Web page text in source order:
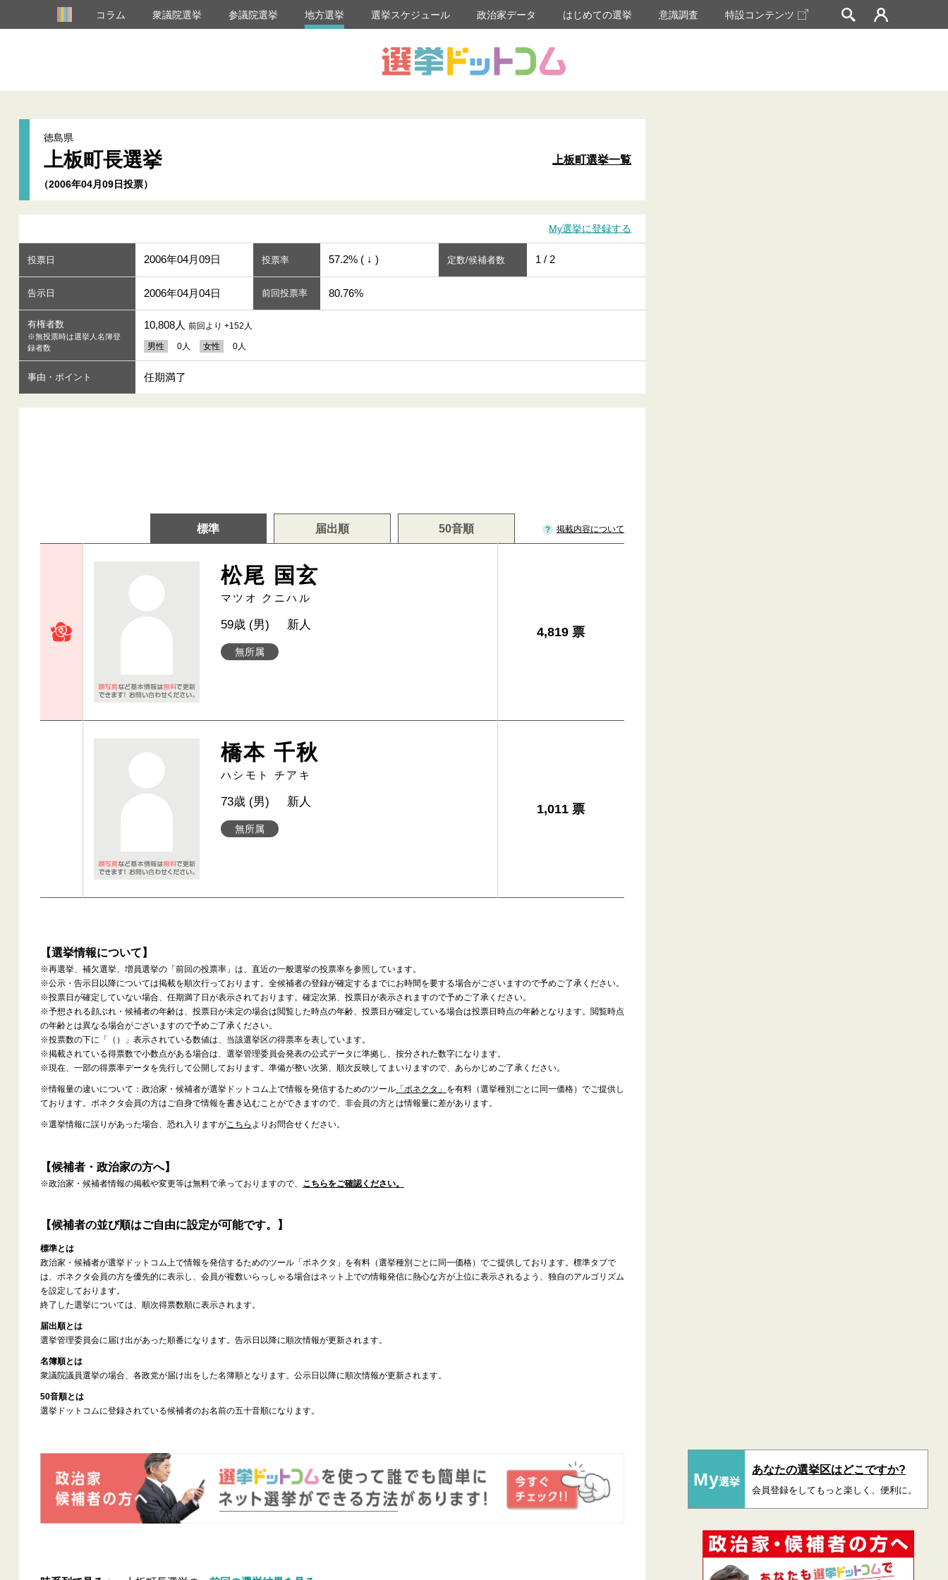
コラム 衆議院選挙 参議院選挙 地方選挙 選挙スケジュール 政治家データ はじめての選挙 意識調査 特設コンテンツ
徳島県
上板町長選挙
（2006年04月09日投票）
上板町選挙一覧
My選挙に登録する
投票日 2006年04月09日 投票率 57.2% ( ↓ ) 定数/候補者数 1 / 2
告示日 2006年04月04日 前回投票率 80.76%
有権者数
※無投票時は選挙人名簿登
録者数
10,808人 前回より +152人
男性 0人 女性 0人
事由・ポイント 任期満了
標準 届出順 50音順 掲載内容について
松尾 国玄
マツオ クニハル
無所属
59歳 (男) 新人
4,819 票
橋本 千秋
ハシモト チアキ
無所属
73歳 (男) 新人
1,011 票
【選挙情報について】
※再選挙、補欠選挙、増員選挙の「前回の投票率」は、直近の一般選挙の投票率を参照しています。
※公示・告示日以降については掲載を順次行っております。全候補者の登録が確定するまでにお時間を要する場合がございますので予めご了承ください。
※投票日が確定していない場合、任期満了日が表示されております。確定次第、投票日が表示されますので予めご了承ください。
※予想される顔ぶれ・候補者の年齢は、投票日が未定の場合は閲覧した時点の年齢、投票日が確定している場合は投票日時点の年齢となります。閲覧時点
の年齢とは異なる場合がございますので予めご了承ください。
※投票数の下に「（）」表示されている数値は、当該選挙区の得票率を表しています。
※掲載されている得票数で小数点がある場合は、選挙管理委員会発表の公式データに準拠し、按分された数字になります。
※現在、一部の得票率データを先行して公開しております。準備が整い次第、順次反映してまいりますので、あらかじめご了承ください。
※情報量の違いについて：政治家・候補者が選挙ドットコム上で情報を発信するためのツール「ボネクタ」 を有料（選挙種別ごとに同一価格）でご提供し
ております。ボネクタ会員の方はご自身で情報を書き込むことができますので、非会員の方とは情報量に差があります。
※選挙情報に誤りがあった場合、恐れ入りますがこちら よりお問合せください。
【候補者・政治家の方へ】
※政治家・候補者情報の掲載や変更等は無料で承っておりますので、 こちらをご確認ください。
【候補者の並び順はご自由に設定が可能です。】
標準とは
政治家・候補者が選挙ドットコム上で情報を発信するためのツール「ボネクタ」を有料（選挙種別ごとに同一価格）でご提供しております。標準タブで
は、ボネクタ会員の方を優先的に表示し、会員が複数いらっしゃる場合はネット上での情報発信に熱心な方が上位に表示されるよう、独自のアルゴリズム
を設定しております。
終了した選挙については、順次得票数順に表示されます。
届出順とは
選挙管理委員会に届け出があった順番になります。告示日以降に順次情報が更新されます。
名簿順とは
衆議院議員選挙の場合、各政党が届け出をした名簿順となります。公示日以降に順次情報が更新されます。
50音順とは
選挙ドットコムに登録されている候補者のお名前の五十音順になります。
My選挙
あなたの選挙区はどこですか?
会員登録をしてもっと楽しく、便利に。